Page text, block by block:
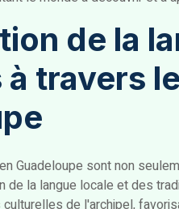
de la
travers
Guadeloupe sont non
de la langue locale et des
de l'archipel,